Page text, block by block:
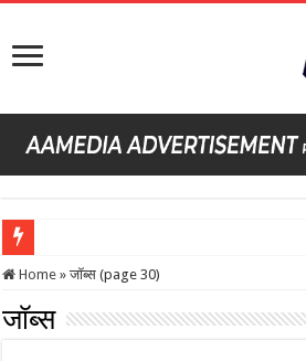
Home » जॉब्स (page 30)
जॉब्स